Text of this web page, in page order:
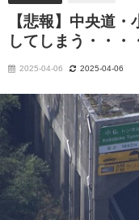
【悲報】中央道
してしまう・・・
2025-04-06 2025-04-06